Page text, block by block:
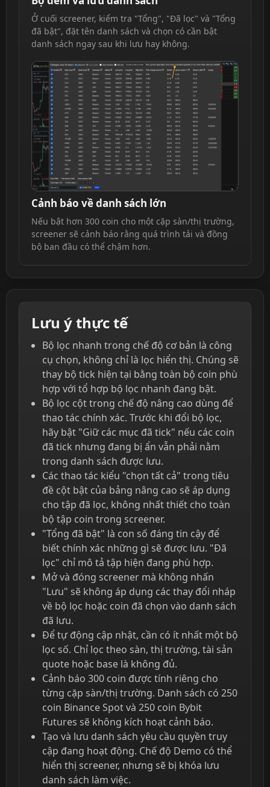
Ở cuối screener, kiểm tra "Tổng", "Đã lọc" và "Tổng
đã bật", đặt tên danh sách và chọn có cần bật
danh sách ngay sau khi lưu hay không.
Cảnh báo về danh sách lớn
Nếu bật hơn 300 coin cho một cặp sàn/thị trường,
screener sẽ cảnh báo rằng quá trình tải và đồng
bộ ban đầu có thể chậm hơn.
Lưu ý thực tế
Bộ lọc nhanh trong chế độ cơ bản là công
cụ chọn, không chỉ là lọc hiển thị. Chúng sẽ
thay bộ tick hiện tại bằng toàn bộ coin phù
hợp với tổ hợp bộ lọc nhanh đang bật.
Bộ lọc cột trong chế độ nâng cao dùng để
thao tác chính xác. Trước khi đổi bộ lọc,
hãy bật "Giữ các mục đã tick" nếu các coin
đã tick nhưng đang bị ẩn vẫn phải nằm
trong danh sách được lưu.
Các thao tác kiểu "chọn tất cả" trong tiêu
đề cột bật của bảng nâng cao sẽ áp dụng
cho tập đã lọc, không nhất thiết cho toàn
bộ tập coin trong screener.
"Tổng đã bật" là con số đáng tin cậy để
biết chính xác những gì sẽ được lưu. "Đã
lọc" chỉ mô tả tập hiện đang phù hợp.
Mở và đóng screener mà không nhấn
"Lưu" sẽ không áp dụng các thay đổi nháp
về bộ lọc hoặc coin đã chọn vào danh sách
đã lưu.
Để tự động cập nhật, cần có ít nhất một bộ
lọc số. Chỉ lọc theo sàn, thị trường, tài sản
quote hoặc base là không đủ.
Cảnh báo 300 coin được tính riêng cho
từng cặp sàn/thị trường. Danh sách có 250
coin Binance Spot và 250 coin Bybit
Futures sẽ không kích hoạt cảnh báo.
Tạo và lưu danh sách yêu cầu quyền truy
cập đang hoạt động. Chế độ Demo có thể
hiển thị screener, nhưng sẽ bị khóa lưu
danh sách làm việc.